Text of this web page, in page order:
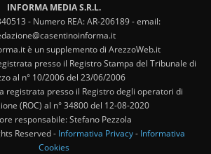
INFORMA MEDIA S.R.L.
- Numero REA: AR-206189 - email:
è un supplemento di ArezzoWeb.it
presso il Registro Stampa del Tribunale di
al n° 10/2006 del 23/06/2006
registrata presso il Registro degli operatori di
(ROC) al n° 34800 del 12-08-2020
responsabile: Stefano Pezzola
Reserved - Informativa Privacy- Informativa
Cookies